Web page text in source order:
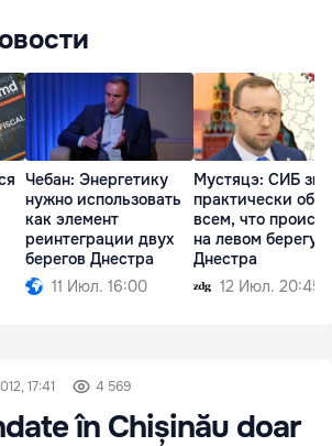
Чебан: Энергетику
нужно использовать
как элемент
реинтеграции двух
берегов Днестра
11 Июл. 16:00
Мустяцэ: СИБ
практически обо
всем, что
на левом берегу
Днестра
12 Июл. 20:45
17:41 4 569
în Chișinău doar